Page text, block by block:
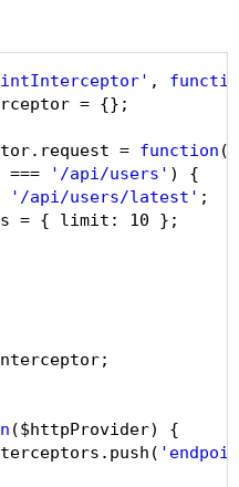
,
= {};
= function
'/api/users' ) {
'/api/users/latest' ;
= { limit: 10 };
($httpProvider) {